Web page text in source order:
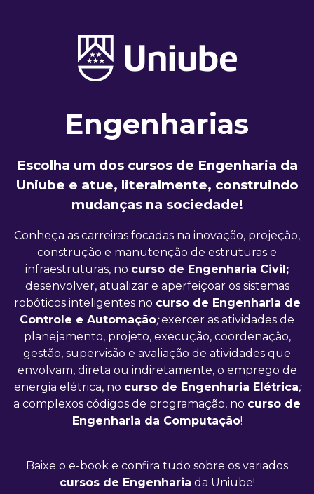
Engenharias
Escolha um dos cursos de Engenharia da
Uniube e atue, literalmente, construindo
mudanças na sociedade!
Conheça as carreiras focadas na inovação, projeção,
construção e manutenção de estruturas e
infraestruturas, no curso de Engenharia Civil;
desenvolver, atualizar e aperfeiçoar os sistemas
robóticos inteligentes no curso de Engenharia de
Controle e Automação;exercer as atividades de
planejamento, projeto, execução, coordenação,
gestão, supervisão e avaliação de atividades que
envolvam, direta ou indiretamente, o emprego de
energia elétrica, no curso de Engenharia Elétrica;
a complexos códigos de programação, no curso de
Engenharia da Computação!
Baixe o e-book e confira tudo sobre os variados
cursos de Engenharia da Uniube!